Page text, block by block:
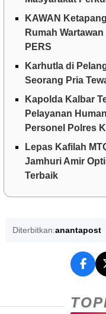
KAWAN
Rumah
PERS
Karhutla di
Seorang Pria
Kapolda Kalbar
Pelayanan
Personel Polres
Lepas Kafilah
Jamhuri Amir
Terbaik
Diterbitkan:anantapost